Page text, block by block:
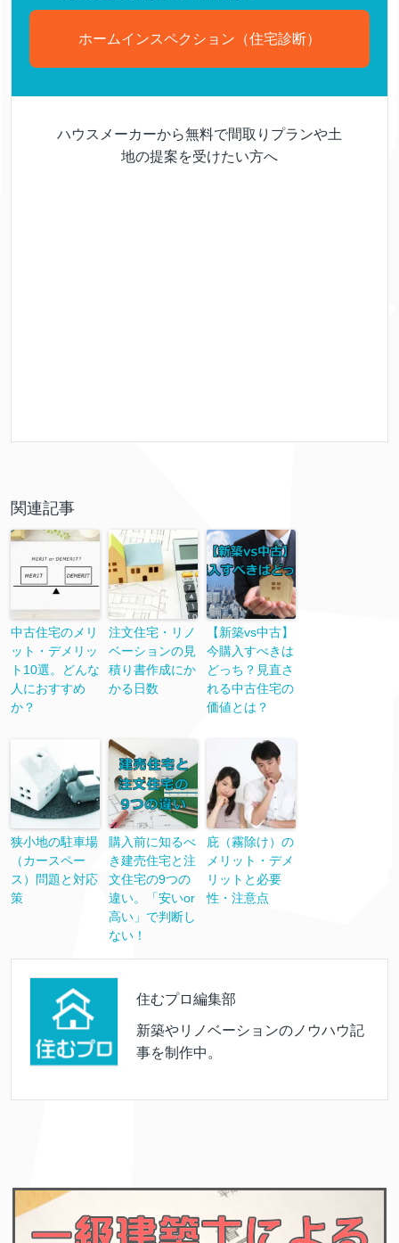
ホームインスペクション（住宅診断）
ハウスメーカーから無料で間取りプランや土
地の提案を受けたい方へ
関連記事
中古住宅のメリ
ット・デメリッ
ト10選。どんな
人におすすめ
か？
注文住宅・リノ
ベーションの見
積り書作成にか
かる日数
【新築vs中古】
今購入すべきは
どっち？見直さ
れる中古住宅の
価値とは？
狭小地の駐車場
（カースペー
ス）問題と対応
策
購入前に知るべ
き建売住宅と注
文住宅の9つの
違い。「安いor
高い」で判断し
ない！
庇（霧除け）の
メリット・デメ
リットと必要
性・注意点
住むプロ編集部
新築やリノベーションのノウハウ記
事を制作中。